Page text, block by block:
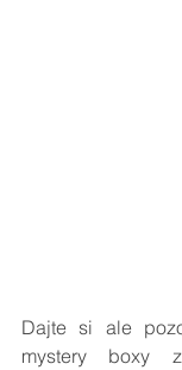
Dajte si ale
mystery boxy